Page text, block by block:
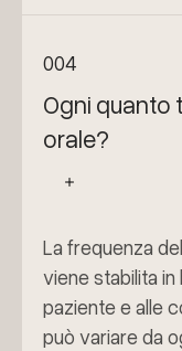
004
Ogni quanto
orale?
La frequenza
viene stabilita
paziente e alle
può variare da